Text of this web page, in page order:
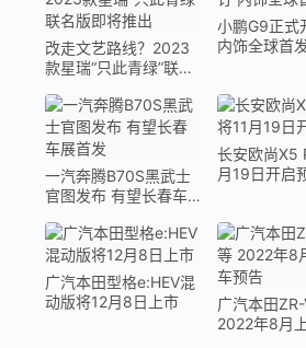
改走文艺路线？2023
款星瑞“只此青绿”联名
小鹏G9正式
内饰全球首
一汽奔腾B70S黑武士
官图发布 有望长春车
长安欧尚X5
月19日开启
广汽本田型格e:HEV混
动版将12月8日上市
广汽本田
2022年8月